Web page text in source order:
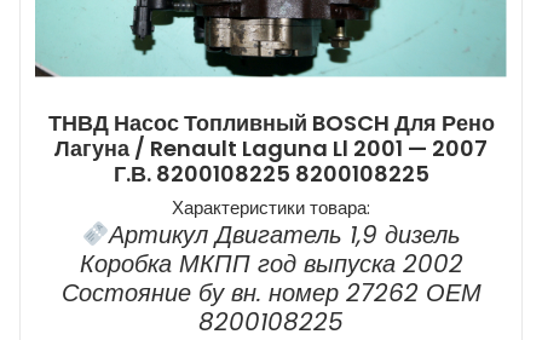
ТНВД Насос Топливный BOSCH Для Рено
Лагуна / Renault Laguna Ll 2001 — 2007
Г.в. 8200108225 8200108225
Характеристики товара:
Артикул Двигатель 1,9 дизель
Коробка МКПП год выпуска 2002
Состояние бу вн. номер 27262 ОЕМ
8200108225